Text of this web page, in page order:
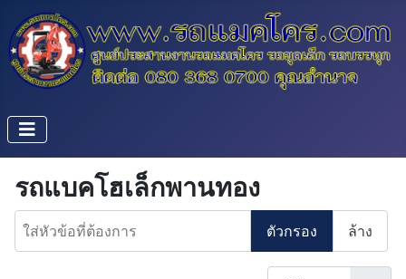
รถแบคโฮเล็กพานทอง
ใส่หัวข้อที่ต้องการ
ตัวกรอง ล้าง